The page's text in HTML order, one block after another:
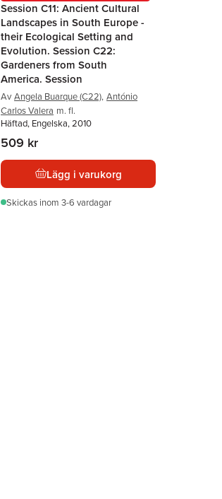
Session C11: Ancient Cultural
Landscapes in South Europe -
their Ecological Setting and
Evolution. Session C22:
Gardeners from South
America. Session
Av Angela Buarque (C22), António
Carlos Valera m. fl.
Häftad, Engelska, 2010
509 kr
Lägg i varukorg
Skickas inom 3-6 vardagar